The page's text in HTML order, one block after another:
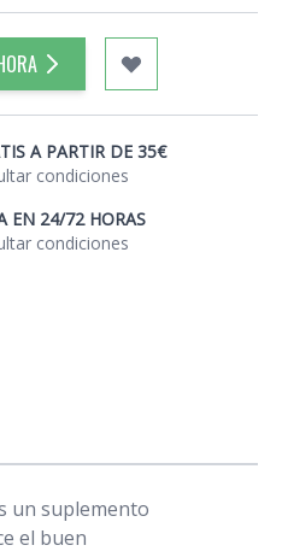
A PARTIR DE 35€
condiciones
EN 24/72 HORAS
condiciones
un suplemento
el buen